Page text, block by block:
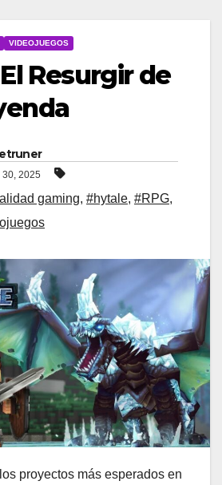
VIDEOJUEGOS
Resurgir de
30, 2025
gaming, #hytale, #RPG,
proyectos más esperados en